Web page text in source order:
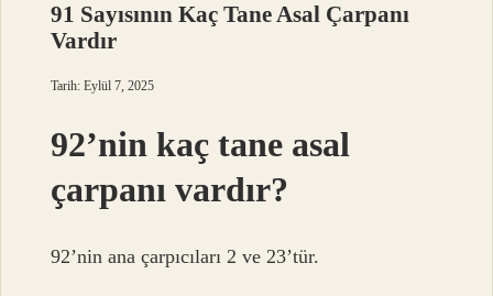
91 Sayısının Kaç Tane Asal Çarpanı
Vardır
Tarih: Eylül 7, 2025
92’nin kaç tane asal
çarpanı vardır?
92’nin ana çarpıcıları 2 ve 23’tür.